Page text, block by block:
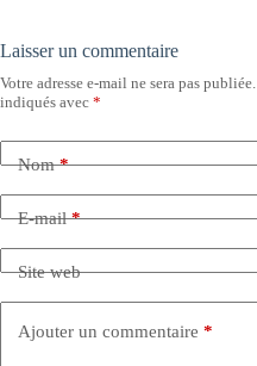
Laisser un commentaire
Votre adresse e-mail ne sera pas publiée.
indiqués avec *
Nom*
E-mail*
Site web
Ajouter un commentaire *